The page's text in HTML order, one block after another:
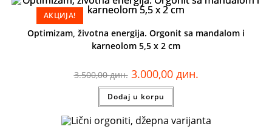
АКЦИЈА!
Optimizam, životna energija. Orgonit sa mandalom i
karneolom 5,5 x 2 cm
3.500,00дин. 3.000,00 дин.
Dodaj u korpu